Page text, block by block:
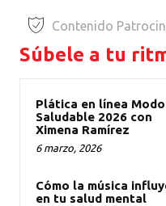
Contenido
Súbele a tu
Plática en línea Modo
Saludable 2026 con
Ximena Ramírez
6 marzo, 2026
Cómo la música
en tu salud mental